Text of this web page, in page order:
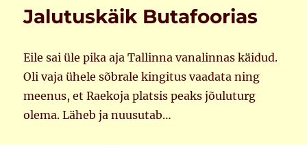
Jalutuskäik Butafoorias
Eile sai üle pika aja Tallinna vanalinnas käidud.
Oli vaja ühele sõbrale kingitus vaadata ning
meenus, et Raekoja platsis peaks jõuluturg
olema. Läheb ja nuusutab…